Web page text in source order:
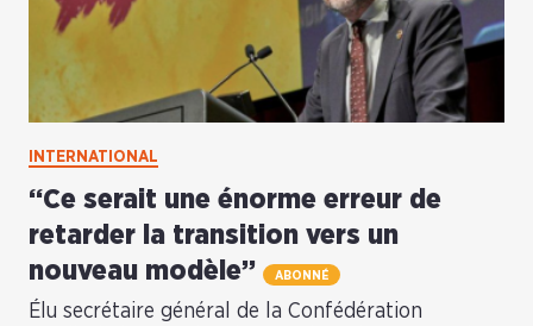
INTERNATIONAL
“Ce serait une énorme erreur de
retarder la transition vers un
nouveau modèle”
ABONNÉ
Élu secrétaire général de la Confédération